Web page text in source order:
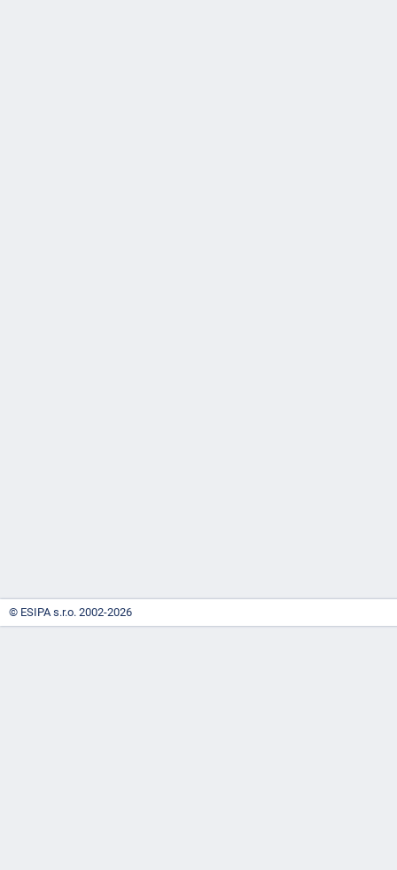
© ESIPA s.r.o. 2002-2026